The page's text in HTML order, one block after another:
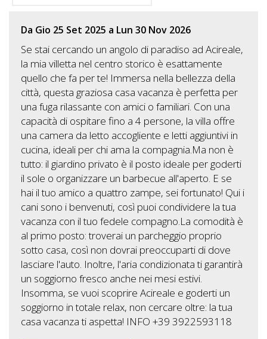
CHIEDI
CODICE
SCONTO
Video
Tutorial
Lavora
con
Noi
Inserisci
Attività
Accedi
Registrati
Da Gio 25 Set 2025 a Lun 30 Nov 2026
Se stai cercando un angolo di paradiso ad Acireale,
la mia villetta nel centro storico è esattamente
quello che fa per te! Immersa nella bellezza della
città, questa graziosa casa vacanza è perfetta per
una fuga rilassante con amici o familiari. Con una
capacità di ospitare fino a 4 persone, la villa offre
una camera da letto accogliente e letti aggiuntivi in
cucina, ideali per chi ama la compagnia.Ma non è
tutto: il giardino privato è il posto ideale per goderti
il sole o organizzare un barbecue all'aperto. E se
hai il tuo amico a quattro zampe, sei fortunato! Qui i
cani sono i benvenuti, così puoi condividere la tua
vacanza con il tuo fedele compagno.La comodità è
al primo posto: troverai un parcheggio proprio
sotto casa, così non dovrai preoccuparti di dove
lasciare l'auto. Inoltre, l'aria condizionata ti garantirà
un soggiorno fresco anche nei mesi estivi.
Insomma, se vuoi scoprire Acireale e goderti un
soggiorno in totale relax, non cercare oltre: la tua
casa vacanza ti aspetta! INFO +39 3922593118